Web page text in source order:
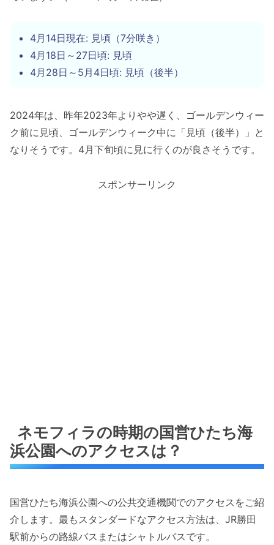
4月14日現在: 見頃（7分咲き）
4月18日～27日頃: 見頃
4月28日～5月4日頃: 見頃（後半）
2024年は、昨年2023年よりやや遅く、ゴールデンウィー
ク前に見頃、ゴールデンウィーク中に「見頃（後半）」と
なりそうです。4月下旬頃に見に行くのが良さそうです。
スポンサーリンク
ネモフィラの時期の国営ひたち海
浜公園へのアクセスは？
国営ひたち海浜公園への公共交通機関でのアクセスをご紹
介します。最もスタンダードなアクセス方法は、JR勝田
駅前からの路線バスまたはシャトルバスです。